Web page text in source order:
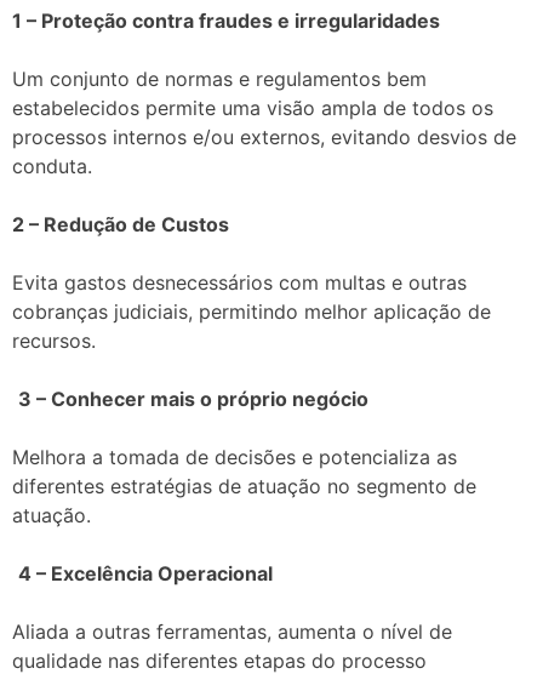
1 – Proteção contra fraudes e irregularidades
Um conjunto de normas e regulamentos bem
estabelecidos permite uma visão ampla de todos os
processos internos e/ou externos, evitando desvios de
conduta.
2 – Redução de Custos
Evita gastos desnecessários com multas e outras
cobranças judiciais, permitindo melhor aplicação de
recursos.
3 – Conhecer mais o próprio negócio
Melhora a tomada de decisões e potencializa as
diferentes estratégias de atuação no segmento de
atuação.
4 – Excelência Operacional
Aliada a outras ferramentas, aumenta o nível de
qualidade nas diferentes etapas do processo